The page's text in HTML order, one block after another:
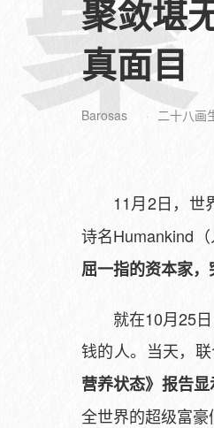
聚敛堪
真面目
Barosas 二十八画
11月2日，世
诗名Humankind
屈一指的资本家，
就在10月25
钱的人。当天，
营养状态》报告
全世界的超级富